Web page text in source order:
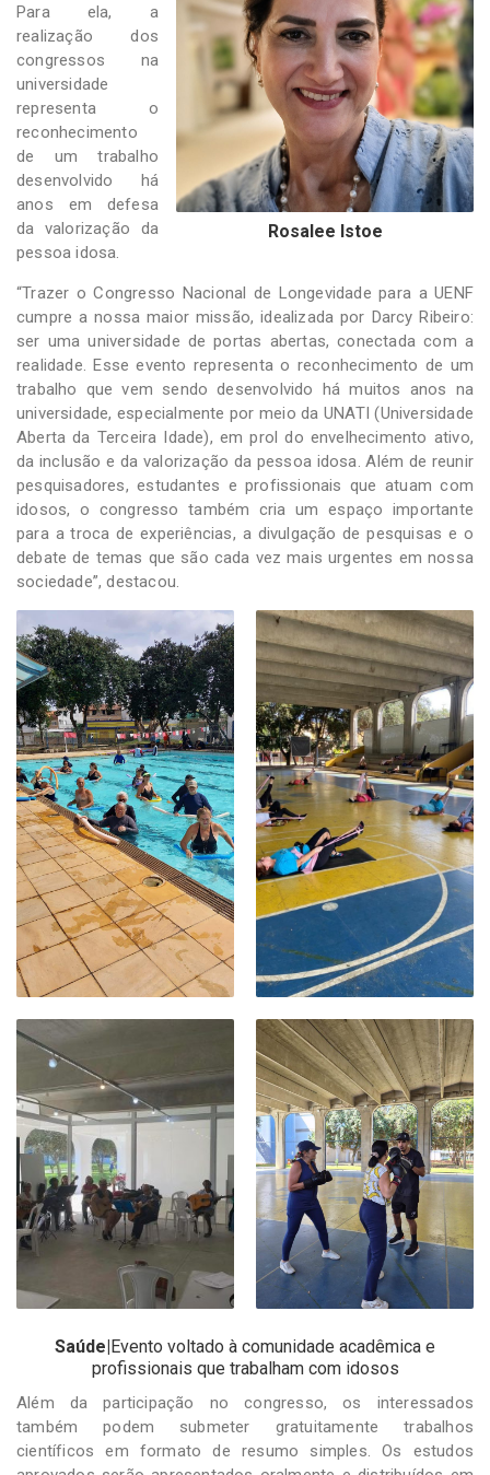
Rosalee Istoe
Para ela, a
realização dos
congressos na
universidade
representa o
reconhecimento
de um trabalho
desenvolvido há
anos em defesa
da valorização da
pessoa idosa.
“Trazer o Congresso Nacional de Longevidade para a UENF
cumpre a nossa maior missão, idealizada por Darcy Ribeiro:
ser uma universidade de portas abertas, conectada com a
realidade. Esse evento representa o reconhecimento de um
trabalho que vem sendo desenvolvido há muitos anos na
universidade, especialmente por meio da UNATI (Universidade
Aberta da Terceira Idade), em prol do envelhecimento ativo,
da inclusão e da valorização da pessoa idosa. Além de reunir
pesquisadores, estudantes e profissionais que atuam com
idosos, o congresso também cria um espaço importante
para a troca de experiências, a divulgação de pesquisas e o
debate de temas que são cada vez mais urgentes em nossa
sociedade”, destacou.
Saúde|Evento voltado à comunidade acadêmica e
profissionais que trabalham com idosos
Além da participação no congresso, os interessados
também podem submeter gratuitamente trabalhos
científicos em formato de resumo simples. Os estudos